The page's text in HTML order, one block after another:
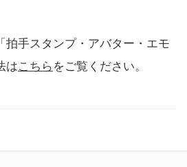
拍手スタンプ・アバター・エモ
はこちら をご覧ください。